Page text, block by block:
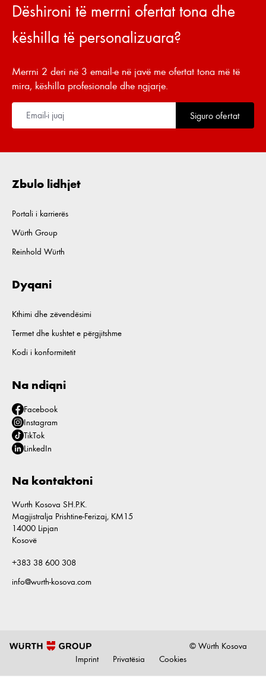
Dëshironi të merrni ofertat tona dhe
këshilla të personalizuara?
Merrni 2 deri në 3 email-e në javë me ofertat tona më të
mira, këshilla profesionale dhe ngjarje.
Siguro ofertat
Zbulo lidhjet
Portali i karrierës
Würth Group
Reinhold Würth
Dyqani
Kthimi dhe zëvendësimi
Termet dhe kushtet e përgjitshme
Kodi i konformitetit
Na ndiqni
Facebook
Instagram
TikTok
LinkedIn
Na kontaktoni
Wurth Kosova SH.P.K.
Magjistralja Prishtine-Ferizaj, KM15
14000 Lipjan
Kosovë
+383 38 600 308
info@wurth-kosova.com
© Würth Kosova
Imprint
Privatësia Cookies